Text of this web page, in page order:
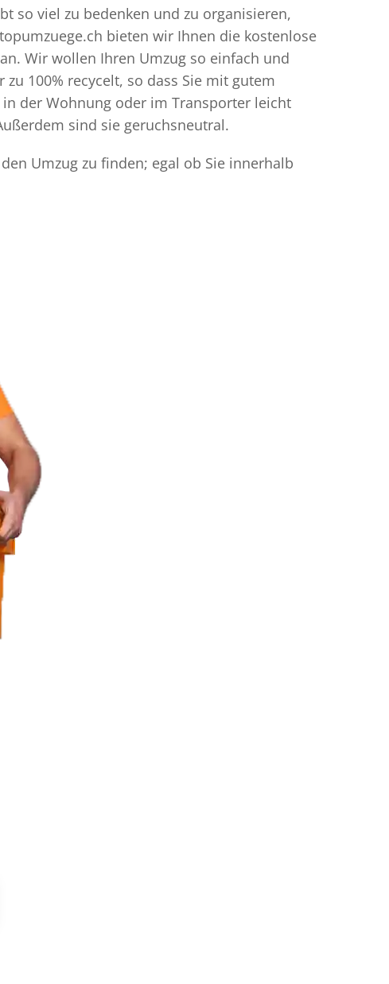
so viel zu bedenken und zu organisieren,
bieten wir Ihnen die kostenlose
Wir wollen Ihren Umzug so einfach und
100% recycelt, so dass Sie mit gutem
der Wohnung oder im Transporter leicht
sind sie geruchsneutral.
Umzug zu finden; egal ob Sie innerhalb